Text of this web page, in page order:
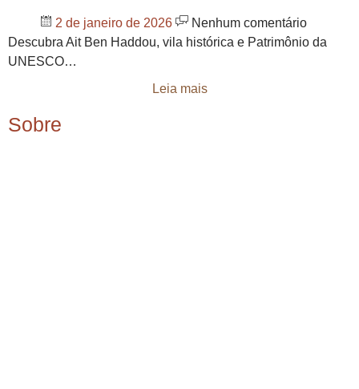
2 de janeiro de 2026
Nenhum comentário
Descubra Ait Ben Haddou, vila histórica e Patrimônio da
UNESCO…
Leia mais
Sobre